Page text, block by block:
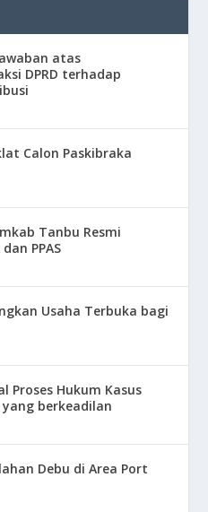
atas
DPRD terhadap
Calon Paskibraka
Tanbu Resmi
PPAS
Usaha Terbuka bagi
Proses Hukum Kasus
yang berkeadilan
Debu di Area Port